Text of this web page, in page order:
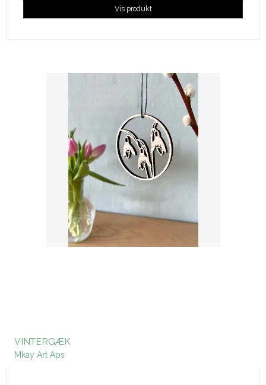
Vis produkt
VINTERGÆK
Mkay Art Aps